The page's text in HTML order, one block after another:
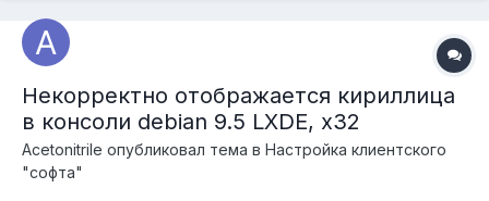
Некорректно отображается кириллица
в консоли debian 9.5 LXDE, x32
Acetonitrile опубликовал тема в Настройка клиентского
"софта"